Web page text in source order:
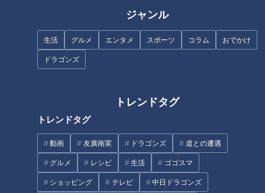
ジャンル
生活 グルメ エンタメ スポーツ コラム おでかけ
ドラゴンズ
トレンドタグ
トレンドタグ
動画 友廣南実 ドラゴンズ 道との遭遇
グルメ レシピ 生活 ゴゴスマ
ショッピング テレビ 中日ドラゴンズ
を諦めない。子育てと仕事を両
ブの摘み取り体験も！三重
「VISON」で大注目の最新スポ